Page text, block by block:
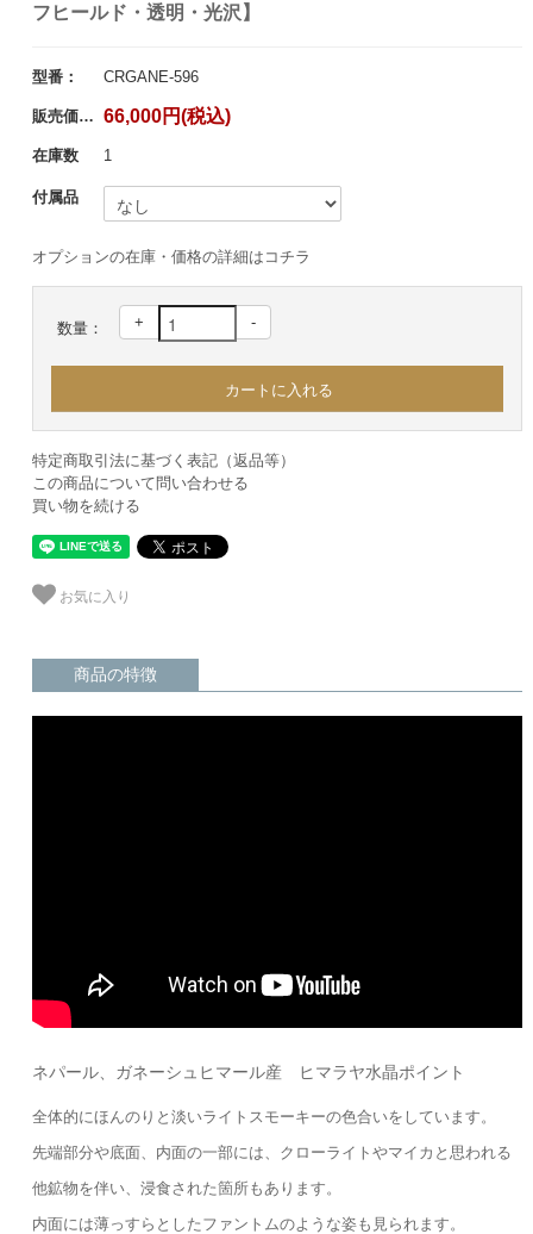
フヒールド・透明・光沢】
型番： CRGANE-596
販売価格： 66,000円(税込)
在庫数 1
付属品
オプションの在庫・価格の詳細はコチラ
数量： + -
特定商取引法に基づく表記（返品等）
この商品について問い合わせる
買い物を続ける
お気に入り
商品の特徴
ネパール、ガネーシュヒマール産 ヒマラヤ水晶ポイント
全体的にほんのりと淡いライトスモーキーの色合いをしています。
先端部分や底面、内面の一部には、クローライトやマイカと思われる
他鉱物を伴い、浸食された箇所もあります。
内面には薄っすらとしたファントムのような姿も見られます。